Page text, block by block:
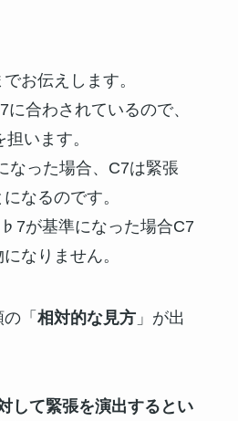
お伝えします。
に合わされているので、
います。
なった場合、C7は緊張
なるのです。
が基準になった場合C7
なりません。
「 相対的な見方」が出
して緊張を演出するとい